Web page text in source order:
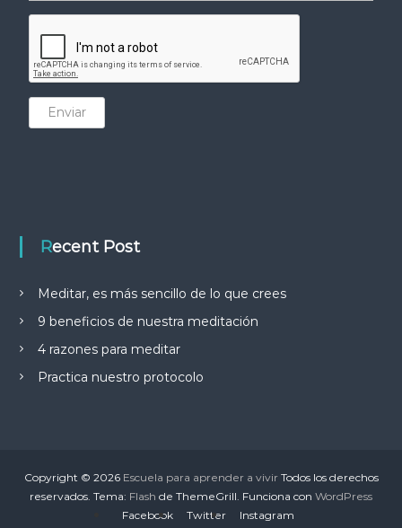
Enviar
Recent Post
Meditar, es más sencillo de lo que crees
9 beneficios de nuestra meditación
4 razones para meditar
Practica nuestro protocolo
Copyright © 2026 Escuela para aprender a vivirTodos los derechos
reservados. Tema: Flash de ThemeGrill. Funciona con WordPress
Facebook
Twitter Instagram